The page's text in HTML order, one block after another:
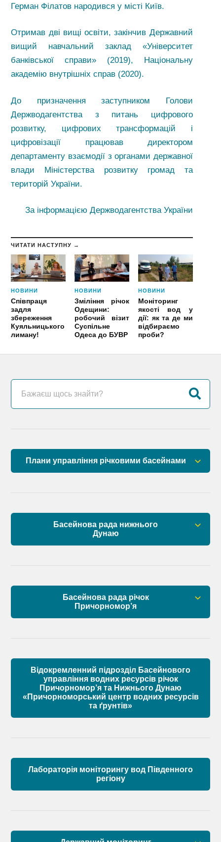
Герман Філатов народився у місті Київ.
Отримав дві вищі освіти, закінчив Державний
вищий навчальний заклад «Університет
банківської справи» (2019), Національну
академію внутрішніх справ (2020).
До призначення заступником Голови
Держводагентства з питань цифрового
розвитку, цифрових трансформацій і
цифровізації працював директором
департаменту взаємодії з органами державної
влади Міністерства розвитку громад та
територій України.
За інформацією Держводагентства України
ЧИТАТИ НАСТУПНУ →
НОВИНИ
Співпраця
задля
збереження
Куяльницького
лиману!
НОВИНИ
Зміління річок
Одещини:
робочий візит
Суспільне
Одеса до БУВР
НОВИНИ
Моніторинг
якості вод у
дії: як та де ми
відбираємо
проби?
Плани управління річковими басейнами
Басейнова рада нижнього
Дунаю
Склад Басейнової ради нижнього Дунаю
Басейнова рада річок
Причорномор’я
Склад Басейнової ради річок Причорномор’я
Матеріали
Відокремленний підрозділ Басейнового
управління водних ресурсів річок
Причорномор’я та Нижнього Дунаю
«Причорноморський центр водних ресурсів
та ґрунтів»
Лабораторія моніторингу вод Південного
регіону